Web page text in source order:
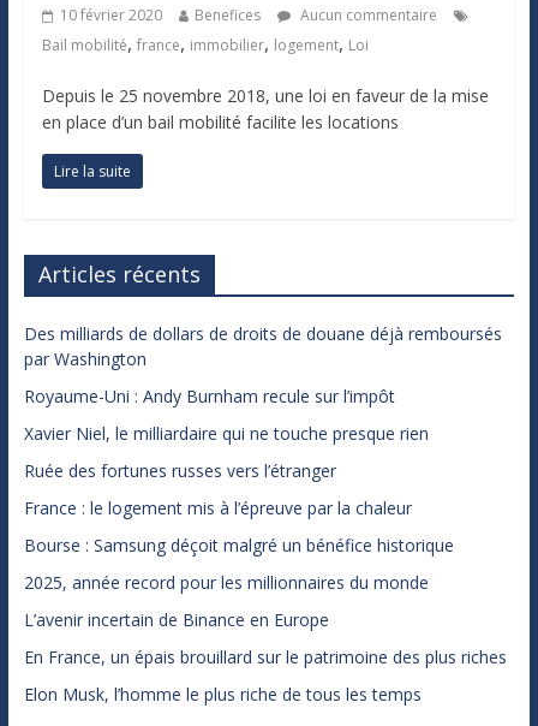
10 février 2020 Benefices
Aucun commentaire
Bail mobilité, france, immobilier, logement, Loi
Depuis le 25 novembre 2018, une loi en faveur de la mise
en place d’un bail mobilité facilite les locations
Lire la suite
Articles récents
Des milliards de dollars de droits de douane déjà remboursés
par Washington
Royaume-Uni : Andy Burnham recule sur l’impôt
Xavier Niel, le milliardaire qui ne touche presque rien
Ruée des fortunes russes vers l’étranger
France : le logement mis à l’épreuve par la chaleur
Bourse : Samsung déçoit malgré un bénéfice historique
2025, année record pour les millionnaires du monde
L’avenir incertain de Binance en Europe
En France, un épais brouillard sur le patrimoine des plus riches
Elon Musk, l’homme le plus riche de tous les temps